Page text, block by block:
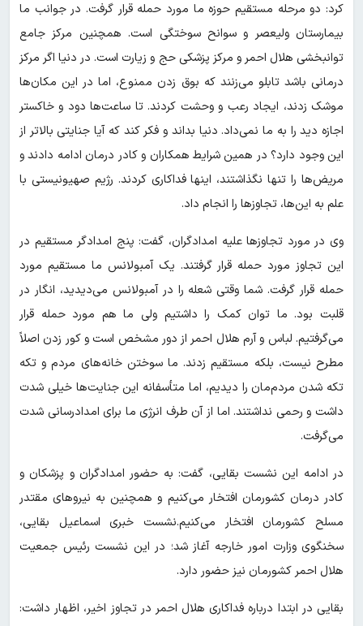
کرد: دو مرحله مستقیم حوزه ما مورد حمله قرار گرفت. در جوانب ما
بیمارستان ولیعصر و سوانح سوختگی است. همچنین مرکز جامع
توانبخشی هلال احمر و مرکز پزشکی حج و زیارت است. در دنیا اگر مرکز
درمانی باشد تابلو می‌زنند که بوق زدن ممنوع، اما در این مکان‌ها
موشک زدند، ایجاد رعب و وحشت کردند. تا ساعت‌ها دود و خاکستر
اجازه دید را به ما نمی‌داد. دنیا بداند و فکر کند که آیا جنایتی بالاتر از
این وجود دارد؟ در همین شرایط همکاران و کادر درمان ادامه دادند و
مریض‌ها را تنها نگذاشتند، اینها فداکاری کردند. رژیم صهیونیستی با
علم به این‌ها، تجاوزها را انجام داد.
وی در مورد تجاوزها علیه امدادگران، گفت: پنج امدادگر مستقیم در
این تجاوز مورد حمله قرار گرفتند. یک آمبولانس ما مستقیم مورد
حمله قرار گرفت. شما وقتی شعله را در آمبولانس می‌دیدید، انگار در
قلبت بود. ما توان کمک را داشتیم ولی ما هم مورد حمله قرار
می‌گرفتیم. لباس و آرم هلال احمر از دور مشخص است و کور زدن اصلاً
مطرح نیست، بلکه مستقیم زدند. ما سوختن خانه‌های مردم و تکه
تکه شدن مردم‌مان را دیدیم، اما متأسفانه این جنایت‌ها خیلی شدت
داشت و رحمی نداشتند. اما از آن طرف انرژی ما برای امدادرسانی شدت
می‌گرفت.
در ادامه این نشست بقایی، گفت: به حضور امدادگران و پزشکان و
کادر درمان کشورمان افتخار می‌کنیم و همچنین به نیروهای مقتدر
مسلح کشورمان افتخار می‌کنیم.نشست خبری اسماعیل بقایی،
سخنگوی وزارت امور خارجه آغاز شد؛ در این نشست رئیس جمعیت
هلال احمر کشورمان نیز حضور دارد.
بقایی در ابتدا درباره فداکاری هلال احمر در تجاوز اخیر، اظهار داشت: